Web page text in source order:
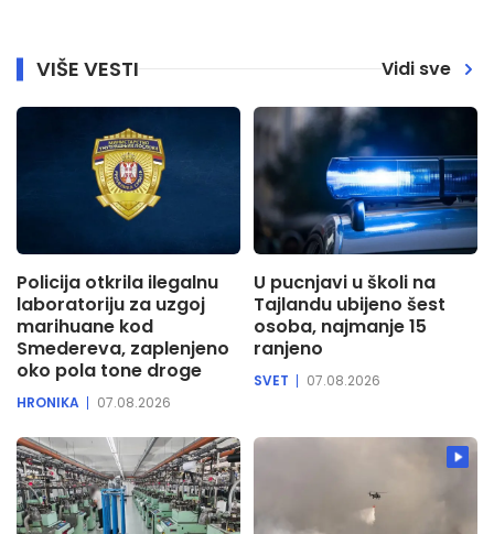
VIŠE VESTI Vidi sve
Policija otkrila ilegalnu
laboratoriju za uzgoj
marihuane kod
Smedereva, zaplenjeno
oko pola tone droge
HRONIKA 07.08.2026
U pucnjavi u školi na
Tajlandu ubijeno šest
osoba, najmanje 15
ranjeno
SVET 07.08.2026